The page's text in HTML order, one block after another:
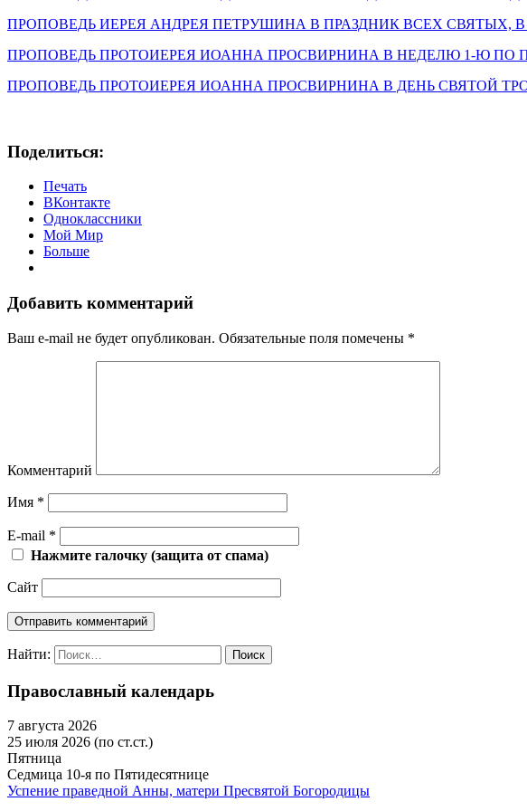
ПРОПОВЕДЬ ИЕРЕЯ АНДРЕЯ ПЕТРУШИНА В ПРАЗДНИК ВСЕХ СВЯТЫХ, В
ПРОПОВЕДЬ ПРОТОИЕРЕЯ ИОАННА ПРОСВИРНИНА В НЕДЕЛЮ 1-Ю ПО
ПРОПОВЕДЬ ПРОТОИЕРЕЯ ИОАННА ПРОСВИРНИНА В ДЕНЬ СВЯТОЙ
Поделиться:
Печать
ВКонтакте
Одноклассники
Мой Мир
Больше
Добавить комментарий
Ваш e-mail не будет опубликован. Обязательные поля помечены *
Комментарий
Имя *
E-mail *
Нажмите галочку (защита от спама)
Сайт
Найти:
Православный календарь
7 августа 2026
25 июля 2026 (по ст.ст.)
Пятница
Седмица 10-я по Пятидесятнице
Успение праведной Анны, матери Пресвятой Богородицы